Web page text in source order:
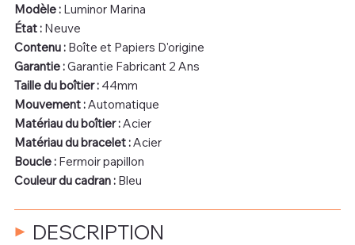
Modèle : Luminor Marina
État :Neuve
Contenu :Boîte et Papiers D'origine
Garantie :Garantie Fabricant 2 Ans
Taille du boîtier : 44mm
Mouvement :Automatique
Matériau du boîtier :Acier
Matériau du bracelet :Acier
Boucle :Fermoir papillon
Couleur du cadran : Bleu
DESCRIPTION